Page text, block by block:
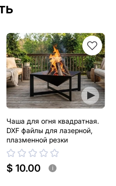
Чаша для огня квадратная.
DXF файлы для лазерной,
плазменной резки
$ 10.00 i